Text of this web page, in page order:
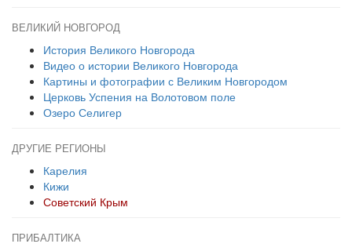
ВЕЛИКИЙ НОВГОРОД
История Великого Новгорода
Видео о истории Великого Новгорода
Картины и фотографии с Великим Новгородом
Церковь Успения на Волотовом поле
Озеро Селигер
ДРУГИЕ РЕГИОНЫ
Карелия
Кижи
Советский Крым
ПРИБАЛТИКА